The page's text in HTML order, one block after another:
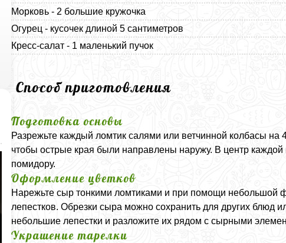
Морковь - 2 большие кружочка
Огурец - кусочек длиной 5 сантиметров
Кресс-салат - 1 маленький пучок
Способ приготовления
Подготовка основы
Разрежьте каждый ломтик салями или ветчинной колбасы на
чтобы острые края были направлены наружу. В центр
помидору.
Оформление цветков
Нарежьте сыр тонкими ломтиками и при помощи небольшой
лепестков. Обрезки сыра можно сохранить для других блюд
небольшие лепестки и разложите их рядом с сырными
Украшение тарелки